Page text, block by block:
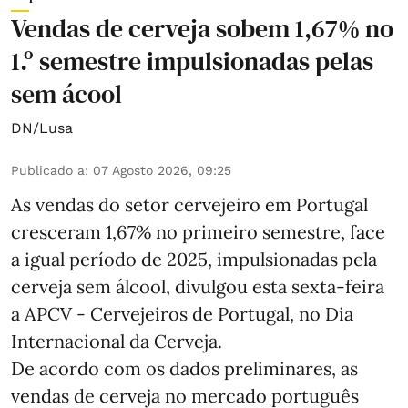
Vendas de cerveja sobem 1,67% no
1.º semestre impulsionadas pelas
sem ácool
DN/Lusa
Publicado a: 07 Agosto 2026, 09:25
As vendas do setor cervejeiro em Portugal
cresceram 1,67% no primeiro semestre, face
a igual período de 2025, impulsionadas pela
cerveja sem álcool, divulgou esta sexta-feira
a APCV - Cervejeiros de Portugal, no Dia
Internacional da Cerveja.
De acordo com os dados preliminares, as
vendas de cerveja no mercado português